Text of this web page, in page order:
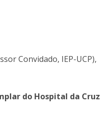
Convidado, IEP-UCP),
do Hospital da Cruz